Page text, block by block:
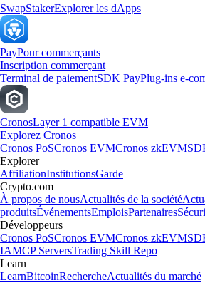
SwapStakerExplorer les dApps
PayPour commerçants
Inscription commerçant
Terminal de paiementSDK PayPlug-ins e-
CronosLayer 1 compatible EVM
Explorez Cronos
Cronos PoSCronos EVMCronos zkEVM
Explorer
AffiliationInstitutionsGarde
Crypto.com
À propos de nousActualités de la société
produitsÉvénementsEmploisPartenaires
Développeurs
Cronos PoSCronos EVMCronos zkEVM
IAMCP ServersTrading Skill Repo
Learn
LearnBitcoinRechercheActualités du marché